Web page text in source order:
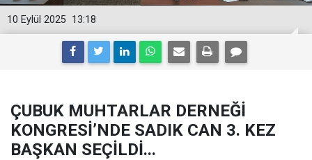
13:18
10 Eylül 2025
ÇUBUK MUHTARLAR DERNEĞİ
KONGRESİ’NDE SADIK CAN 3. KEZ
BAŞKAN SEÇİLDİ...